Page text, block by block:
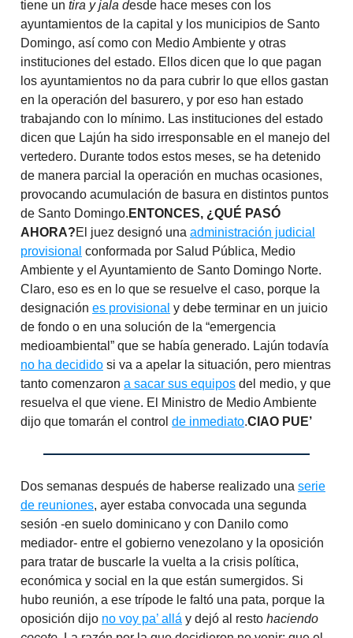
tiene un tira y jala desde hace meses con los
ayuntamientos de la capital y los municipios de Santo
Domingo, así como con Medio Ambiente y otras
instituciones del estado. Ellos dicen que lo que pagan
los ayuntamientos no da para cubrir lo que ellos gastan
en la operación del basurero, y por eso han estado
trabajando con lo mínimo. Las instituciones del estado
dicen que Lajún ha sido irresponsable en el manejo del
vertedero. Durante todos estos meses, se ha detenido
de manera parcial la operación en muchas ocasiones,
provocando acumulación de basura en distintos puntos
de Santo Domingo. ENTONCES, ¿QUÉ PASÓ
AHORA?El juez designó una administración judicial
provisional conformada por Salud Pública, Medio
Ambiente y el Ayuntamiento de Santo Domingo Norte.
Claro, eso es en lo que se resuelve el caso, porque la
designación es provisional y debe terminar en un juicio
de fondo o en una solución de la “emergencia
medioambiental” que se había generado. Lajún todavía
no ha decidido si va a apelar la situación, pero mientras
tanto comenzaron a sacar sus equipos del medio, y que
resuelva el que viene. El Ministro de Medio Ambiente
dijo que tomarán el control de inmediato.CIAO PUE’
Dos semanas después de haberse realizado una serie
de reuniones, ayer estaba convocada una segunda
sesión -en suelo dominicano y con Danilo como
mediador- entre el gobierno venezolano y la oposición
para tratar de buscarle la vuelta a la crisis política,
económica y social en la que están sumergidos. Si
hubo reunión, a ese trípode le faltó una pata, porque la
oposición dijo no voy pa’ allá y dejó al resto haciendo